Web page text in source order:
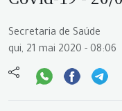
Secretaria de Saúde
qui, 21 mai 2020 - 08:06